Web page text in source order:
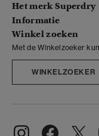
Het merk Superdry
Informatie
Winkel zoeken
Met de Winkelzoeker
WINKELZOEKER